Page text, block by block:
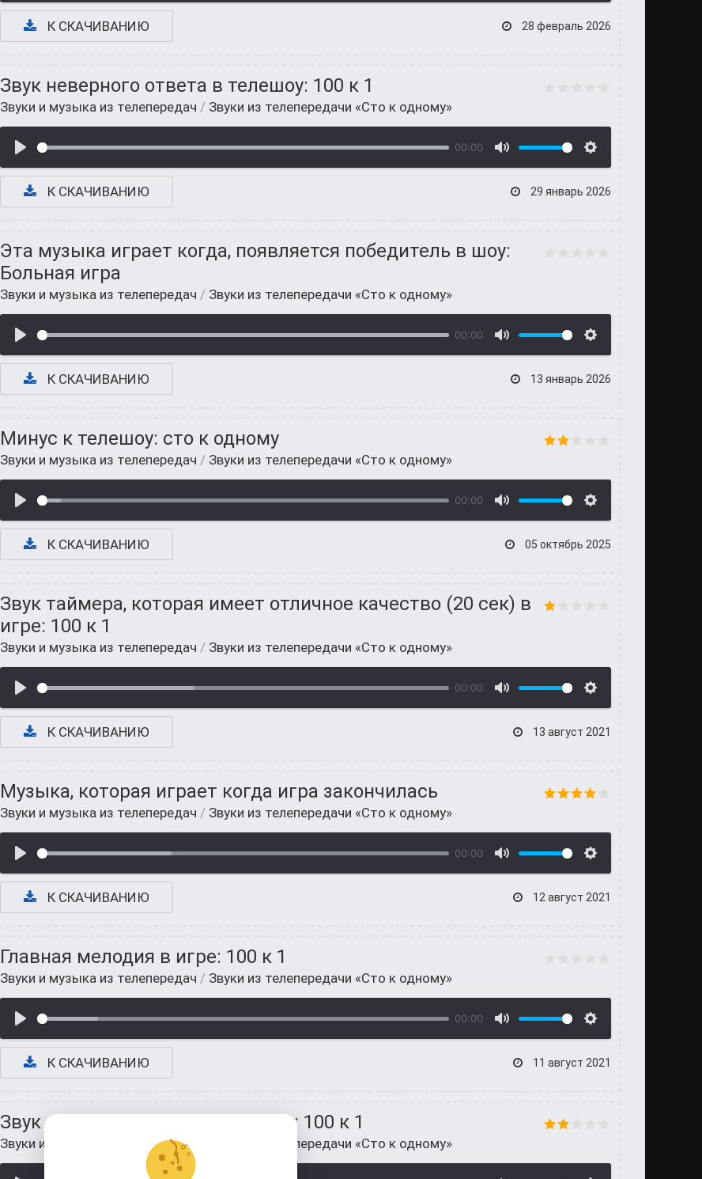
К СКАЧИВАНИЮ 28 февраль 2026
Звук неверного ответа в телешоу: 100 к 1
Звуки и музыка из телепередач / Звуки из телепередачи «Сто к одному»
00:00
К СКАЧИВАНИЮ 29 январь 2026
Эта музыка играет когда, появляется победитель в шоу:
Больная игра
Звуки и музыка из телепередач / Звуки из телепередачи «Сто к одному»
00:00
К СКАЧИВАНИЮ 13 январь 2026
Минус к телешоу: сто к одному
Звуки и музыка из телепередач / Звуки из телепередачи «Сто к одному»
00:00
К СКАЧИВАНИЮ 05 октябрь 2025
Звук таймера, которая имеет отличное качество (20 сек) в
игре: 100 к 1
Звуки и музыка из телепередач / Звуки из телепередачи «Сто к одному»
00:00
К СКАЧИВАНИЮ 13 август 2021
Музыка, которая играет когда игра закончилась
Звуки и музыка из телепередач / Звуки из телепередачи «Сто к одному»
00:00
К СКАЧИВАНИЮ 12 август 2021
Главная мелодия в игре: 100 к 1
Звуки и музыка из телепередач / Звуки из телепередачи «Сто к одному»
00:00
К СКАЧИВАНИЮ 11 август 2021
Звук похожего ответа в телешоу: 100 к 1
Звуки и музыка из телепередач Звуки из телепередачи «Сто к одному»